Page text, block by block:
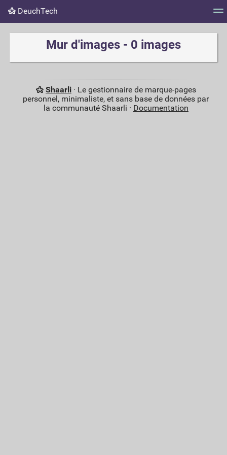
DeuchTech
Nuage de tags Mur d'images Quotidien Flux
Mur d'images - 0 images
Shaarli· Le gestionnaire de marque-pages
personnel, minimaliste, et sans base de données par
la communauté Shaarli · Documentation